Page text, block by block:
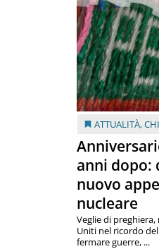
ATTUALITÀ,
anni dopo:
nuovo
nucleare
Veglie di
Uniti nel ricordo
fermare guerre, ...